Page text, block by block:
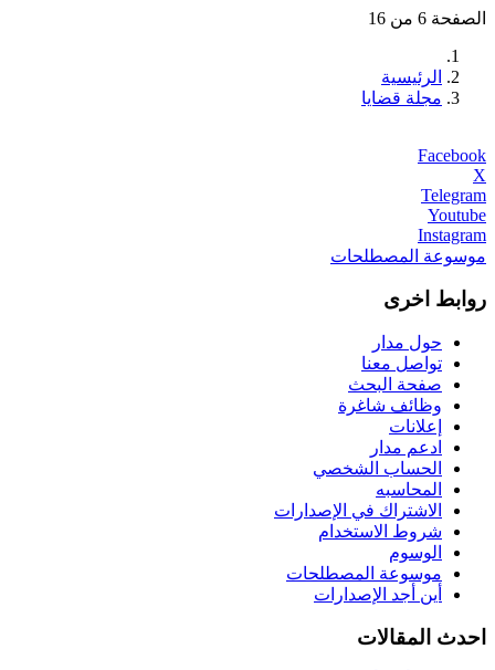
الصفحة 6 من 16
الرئيسية
مجلة قضايا
Facebook
X
Telegram
Youtube
Instagram
موسوعة المصطلحات
روابط اخرى
حول مدار
تواصل معنا
صفحة البحث
وظائف شاغرة
إعلانات
ادعم مدار
الحساب الشخصي
المحاسبه
الاشتراك في الإصدارات
شروط الاستخدام
الوسوم
موسوعة المصطلحات
أين أجد الإصدارات
احدث المقالات